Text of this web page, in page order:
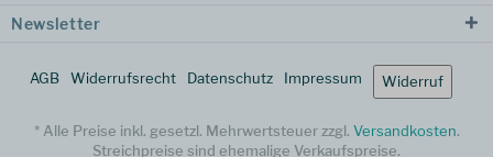
Newsletter
AGB Widerrufsrecht Datenschutz Impressum Widerruf
* Alle Preise inkl. gesetzl. Mehrwertsteuer zzgl. Versandkosten.
Streichpreise sind ehemalige Verkaufspreise.